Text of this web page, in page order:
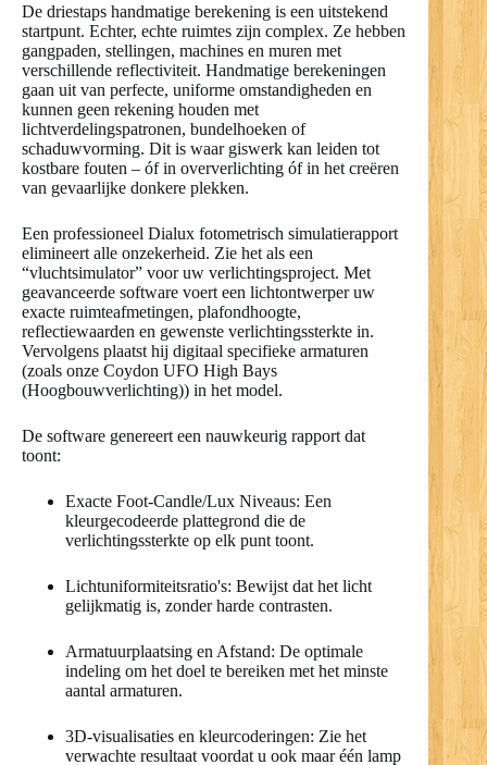
De driestaps handmatige berekening is een uitstekend
startpunt. Echter, echte ruimtes zijn complex. Ze hebben
gangpaden, stellingen, machines en muren met
verschillende reflectiviteit. Handmatige berekeningen
gaan uit van perfecte, uniforme omstandigheden en
kunnen geen rekening houden met
lichtverdelingspatronen, bundelhoeken of
schaduwvorming. Dit is waar giswerk kan leiden tot
kostbare fouten – óf in oververlichting óf in het creëren
van gevaarlijke donkere plekken.
Een professioneel Dialux fotometrisch simulatierapport
elimineert alle onzekerheid. Zie het als een
“vluchtsimulator” voor uw verlichtingsproject. Met
geavanceerde software voert een lichtontwerper uw
exacte ruimteafmetingen, plafondhoogte,
reflectiewaarden en gewenste verlichtingssterkte in.
Vervolgens plaatst hij digitaal specifieke armaturen
(zoals onze Coydon UFO High Bays
(Hoogbouwverlichting)) in het model.
De software genereert een nauwkeurig rapport dat
toont:
Exacte Foot-Candle/Lux Niveaus: Een
kleurgecodeerde plattegrond die de
verlichtingssterkte op elk punt toont.
Lichtuniformiteitsratio's: Bewijst dat het licht
gelijkmatig is, zonder harde contrasten.
Armatuurplaatsing en Afstand: De optimale
indeling om het doel te bereiken met het minste
aantal armaturen.
3D-visualisaties en kleurcoderingen: Zie het
verwachte resultaat voordat u ook maar één lamp